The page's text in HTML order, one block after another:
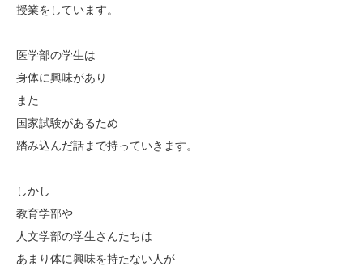
授業をしています。
医学部の学生は
身体に興味があり
また
国家試験があるため
踏み込んだ話まで持っていきます。
しかし
教育学部や
人文学部の学生さんたちは
あまり体に興味を持たない人が